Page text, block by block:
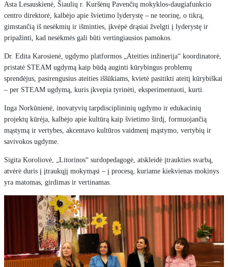
Asta Lesauskienė, Šiaulių r. Kuršėnų Pavenčių mokyklos-daugiafunkcio
centro direktorė, kalbėjo apie švietimo lyderystę – ne teorinę, o tikrą,
gimstančią iš nesėkmių ir išminties, įkvėpė drąsiai žvelgti į lyderystę ir
pripažinti, kad nesėkmės gali būti vertingiausios pamokos.
Dr. Edita Karosienė, ugdymo platformos „Ateities inžinerija“ koordinatorė,
pristatė STEAM ugdymą kaip būdą auginti kūrybingus problemų
sprendėjus, pasirengusius ateities iššūkiams, kvietė pasitikti ateitį kūrybiškai
– per STEAM ugdymą, kuris įkvepia tyrinėti, eksperimentuoti, kurti.
Inga Norkūnienė, inovatyvių tarpdisciplininių ugdymo ir edukacinių
projektų kūrėja, kalbėjo apie kultūrą kaip švietimo širdį, formuojančią
mąstymą ir vertybes, akcentavo kultūros vaidmenį mąstymo, vertybių ir
savivokos ugdyme.
Sigita Koroliovė, „Litorinos“ surdopedagogė, atskleidė įtraukties svarbą,
atvėrė duris į įtraukųjį mokymąsi – į procesą, kuriame kiekvienas mokinys
yra matomas, girdimas ir vertinamas.